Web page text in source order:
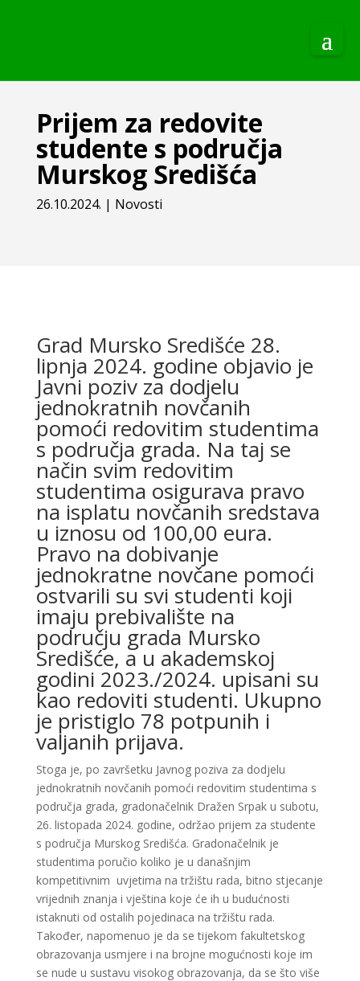
Prijem za redovite
studente s područja
Murskog Središća
26.10.2024. | Novosti
Grad Mursko Središće 28.
lipnja 2024. godine objavio je
Javni poziv za dodjelu
jednokratnih novčanih
pomoći redovitim studentima
s područja grada. Na taj se
način svim redovitim
studentima osigurava pravo
na isplatu novčanih sredstava
u iznosu od 100,00 eura.
Pravo na dobivanje
jednokratne novčane pomoći
ostvarili su svi studenti koji
imaju prebivalište na
području grada Mursko
Središće, a u akademskoj
godini 2023./2024. upisani su
kao redoviti studenti. Ukupno
je pristiglo 78 potpunih i
valjanih prijava.
Stoga je, po završetku Javnog poziva za dodjelu
jednokratnih novčanih pomoći redovitim studentima s
područja grada, gradonačelnik Dražen Srpak u subotu,
26. listopada 2024. godine, održao prijem za studente
s područja Murskog Središća. Gradonačelnik je
studentima poručio koliko je u današnjim
kompetitivnim uvjetima na tržištu rada, bitno stjecanje
vrijednih znanja i vještina koje će ih u budućnosti
istaknuti od ostalih pojedinaca na tržištu rada.
Također, napomenuo je da se tijekom fakultetskog
obrazovanja usmjere i na brojne mogućnosti koje im
se nude u sustavu visokog obrazovanja, da se što više